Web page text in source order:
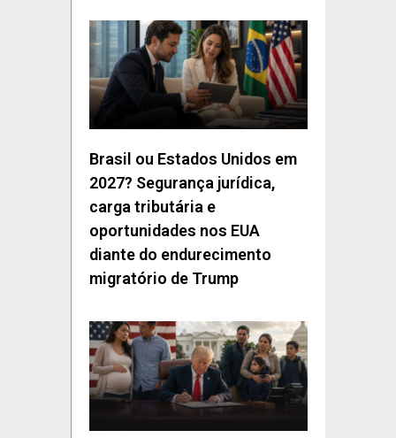
Brasil ou Estados Unidos em
2027? Segurança jurídica,
carga tributária e
oportunidades nos EUA
diante do endurecimento
migratório de Trump